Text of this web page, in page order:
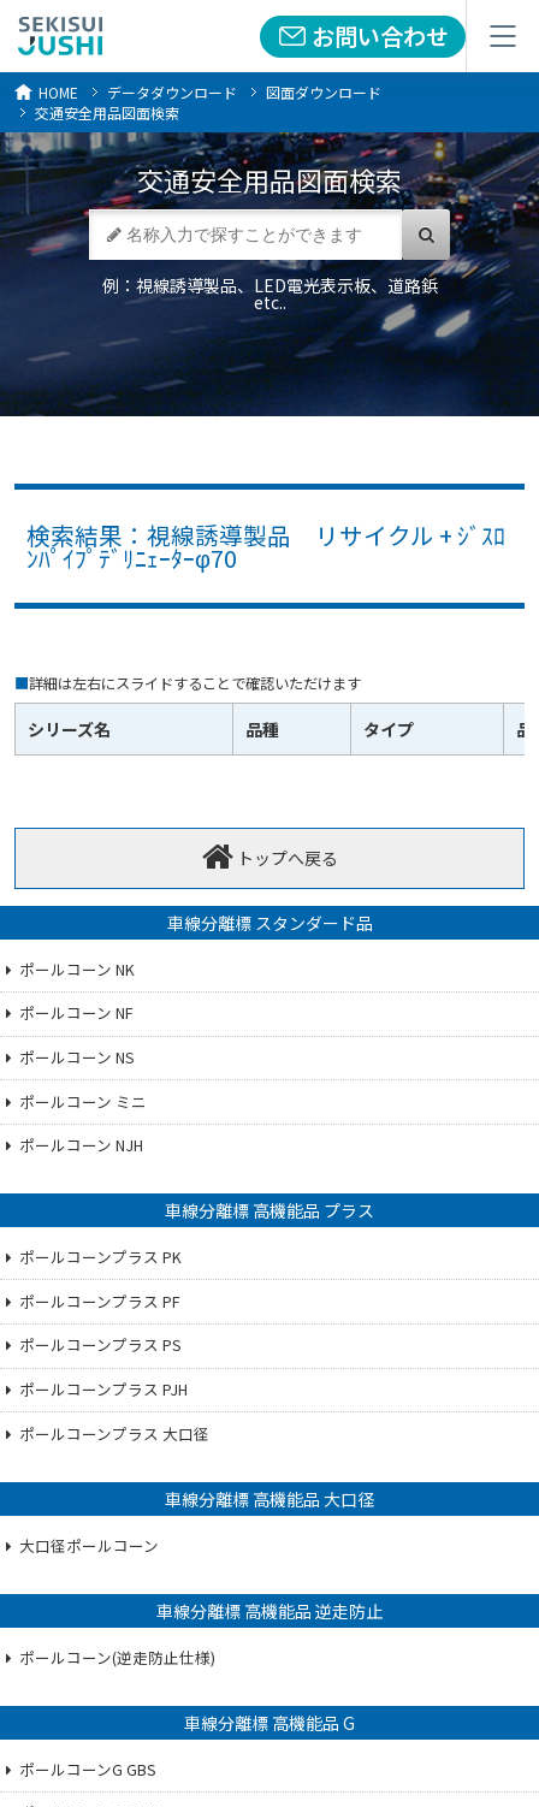
お問い合わせ
メニュー お問い合わせ
メニュー
HOME データダウンロード
図面ダウンロード
交通安全用品図面検索
交通安全用品図面検索
例：視線誘導製品、LED電光表示板、道路鋲
etc..
検索結果：視線誘導製品 リサイクル + ｼﾞｽﾛ
ﾝﾊﾟｲﾌﾟﾃﾞﾘﾆｪｰﾀｰφ70
■詳細は左右にスライドすることで確認いただけます
シリーズ名 品種 タイプ 品
トップへ戻る
車線分離標 スタンダード品
ポールコーン NK
ポールコーン NF
ポールコーン NS
ポールコーン ミニ
ポールコーン NJH
車線分離標 高機能品 プラス
ポールコーンプラス PK
ポールコーンプラス PF
ポールコーンプラス PS
ポールコーンプラス PJH
ポールコーンプラス 大口径
車線分離標 高機能品 大口径
大口径ポールコーン
車線分離標 高機能品 逆走防止
ポールコーン(逆走防止仕様)
車線分離標 高機能品 G
ポールコーンG GBS